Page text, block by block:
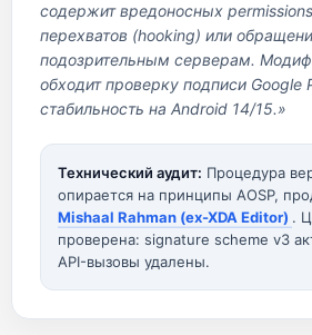
содержит вредоносных
перехватов (hooking) или
подозрительным серверам.
обходит проверку подписи Google
стабильность на Android 14/15.»
Технический аудит: Процедура
опирается на принципы AOSP,
Mishaal Rahman (ex-XDA Editor) .
проверена: signature scheme v3
API-вызовы удалены.